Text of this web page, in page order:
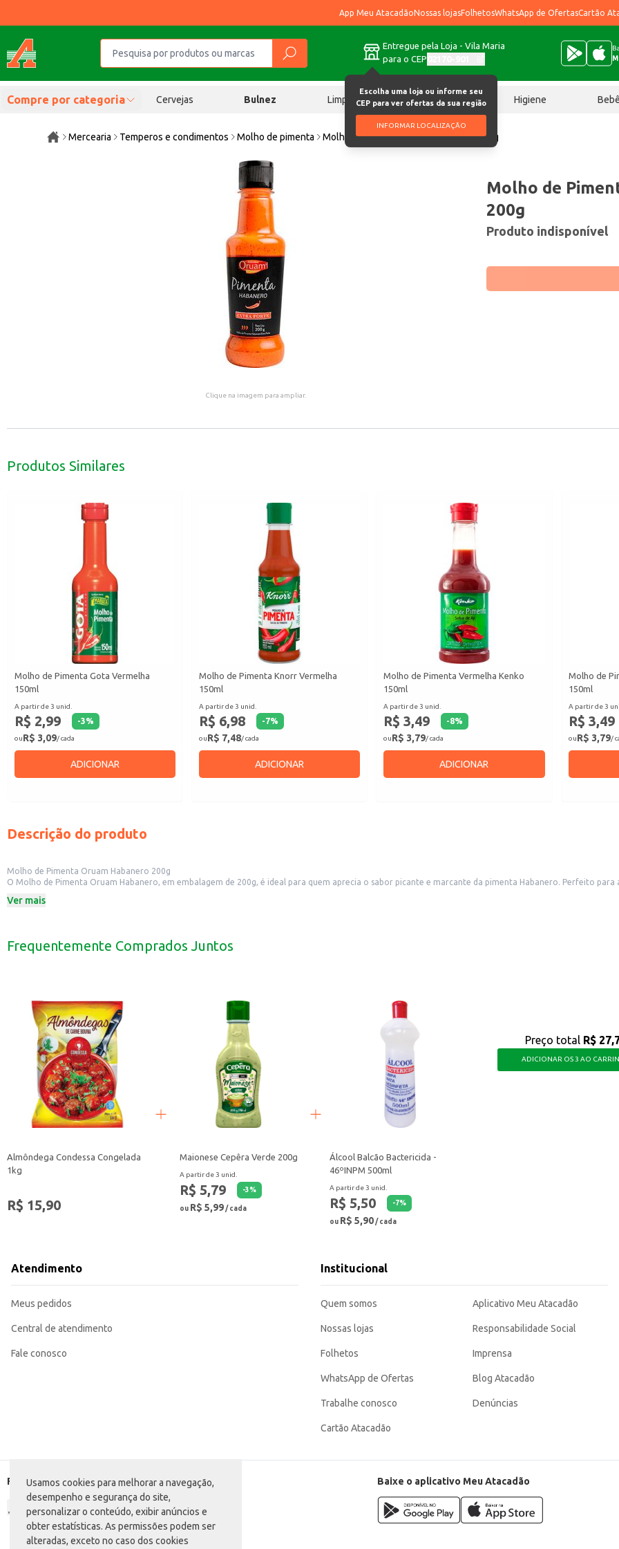
Usamos cookies para melhorar a navegação,
desempenho e segurança do site,
personalizar o conteúdo, exibir anúncios e
obter estatísticas. As permissões podem ser
alteradas, exceto no caso dos cookies
App Meu AtacadãoNossas lojasFolhetosWhatsApp de OfertasCartão
Entregue pela Loja - Vila Maria
para o CEP
Escolha uma loja ou informe seu
CEP para ver ofertas da sua região
INFORMAR LOCALIZAÇÃO
Compre por categoria Cervejas Bulnez Limpeza Chocolates Higiene
Mercearia Temperos e condimentos Molho de pimenta Molho de Pimenta Oruam Habanero 200g
Clique na imagem para ampliar.
Molho de
200g
Produto indisponível
Produtos Similares
Molho de Pimenta Gota Vermelha
150ml
A partir de 3 unid.
R$ 2,99 -3%
ouR$ 3,09/ cada
ADICIONAR
Molho de Pimenta Knorr Vermelha
150ml
A partir de 3 unid.
R$ 6,98 -7%
ouR$ 7,48/ cada
ADICIONAR
Molho de Pimenta Vermelha Kenko
150ml
A partir de 3 unid.
R$ 3,49 -8%
ouR$ 3,79/ cada
ADICIONAR
Molho de
150ml
A partir de 3
R$ 3,49
ouR$ 3,79/
Descrição do produto
Molho de Pimenta Oruam Habanero 200g
O Molho de Pimenta Oruam Habanero, em embalagem de 200g, é ideal para quem aprecia o sabor picante e marcante da pimenta Habanero. Perfeito
Dicas de Uso:
Ideal para estabelecimentos comerciais que desejam oferecer opções mais picantes aos seus clientes.
Ver mais
Frequentemente Comprados Juntos
Almôndega Condessa Congelada
1kg
R$ 15,90
Maionese Cepêra Verde 200g
A partir de 3 unid.
R$ 5,79 -3%
ou R$ 5,99 / cada
Álcool Balcão Bactericida -
46ºINPM 500ml
A partir de 3 unid.
R$ 5,50 -7%
ou R$ 5,90/ cada
Preço total R$
ADICIONAR OS 3 AO
Atendimento
Meus pedidos
Central de atendimento
Fale conosco
Institucional
Quem somos
Nossas lojas
Folhetos
WhatsApp de Ofertas
Trabalhe conosco
Cartão Atacadão
Aplicativo Meu Atacadão
Responsabilidade Social
Imprensa
Blog Atacadão
Denúncias
Formas de pagamento Baixe o aplicativo Meu Atacadão